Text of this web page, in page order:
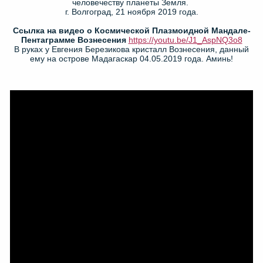
человечеству планеты Земля.
г. Волгоград, 21 ноября 2019 года.
Ссылка на видео о Космической Плазмоидной Мандале-
Пентаграмме Вознесения https://youtu.be/J1_AspNQ3o8
В руках у Евгения Березикова кристалл Вознесения, данный
ему на острове Мадагаскар 04.05.2019 года. Аминь!